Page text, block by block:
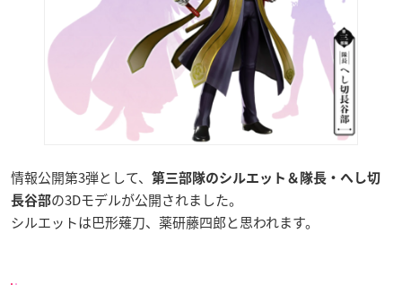
情報公開第3弾として、
第三部隊のシルエット＆隊長・へし切
長谷部の3Dモデルが公開されました。
シルエットは巴形薙刀、薬研藤四郎と思われます。